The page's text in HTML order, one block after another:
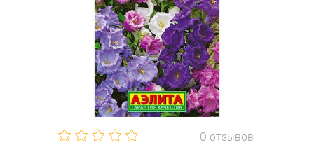
0 отзывов